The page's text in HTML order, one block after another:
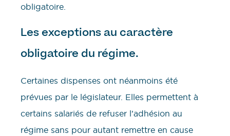
obligatoire.
Les exceptions au caractère
obligatoire du régime.
Certaines dispenses ont néanmoins été
prévues par le législateur. Elles permettent à
certains salariés de refuser l’adhésion au
régime sans pour autant remettre en cause